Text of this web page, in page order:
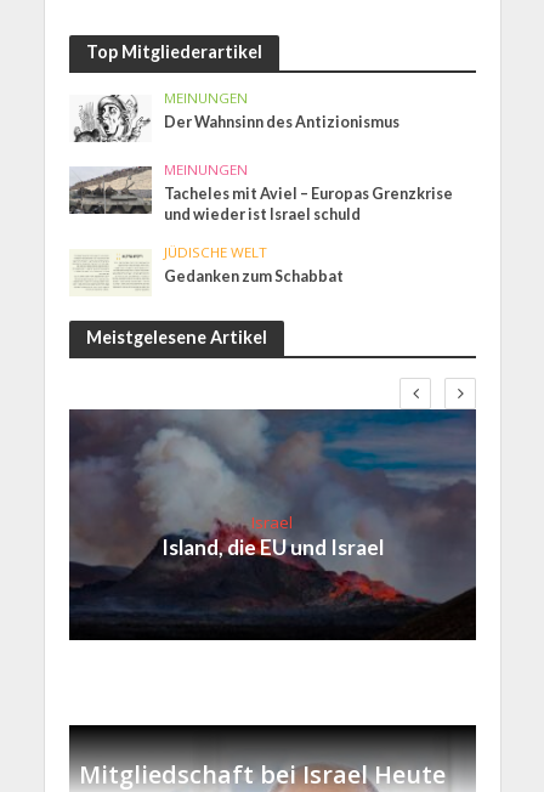
Top Mitgliederartikel
MEINUNGEN
Der Wahnsinn des Antizionismus
MEINUNGEN
Tacheles mit Aviel – Europas Grenzkrise
und wieder ist Israel schuld
JÜDISCHE WELT
Gedanken zum Schabbat
Meistgelesene Artikel
Israel
Island, die EU und Israel
Mitgliedschaft bei Israel Heute